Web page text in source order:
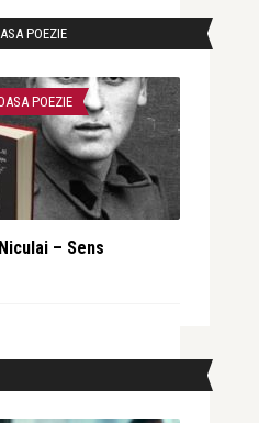
POEZIE
POEZIE
– Sens